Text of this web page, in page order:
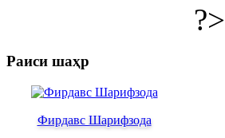
?>
Раиси шаҳр
Фирдавс Шарифзода